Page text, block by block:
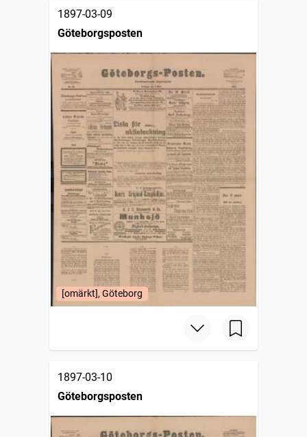
1897-03-09
Göteborgsposten
[omärkt], Göteborg
1897-03-10
Göteborgsposten